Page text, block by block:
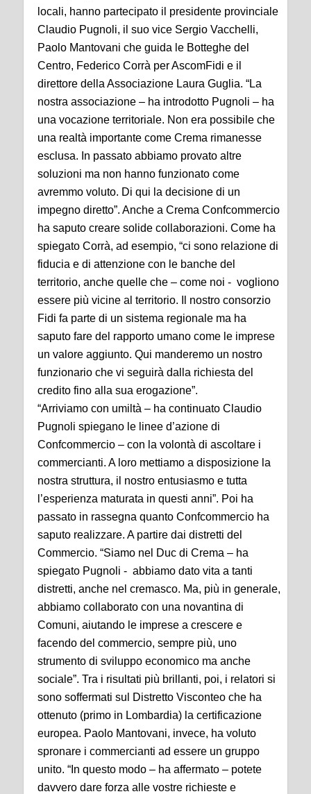
locali, hanno partecipato il presidente provinciale
Claudio Pugnoli, il suo vice Sergio Vacchelli,
Paolo Mantovani che guida le Botteghe del
Centro, Federico Corrà per AscomFidi e il
direttore della Associazione Laura Guglia. “La
nostra associazione – ha introdotto Pugnoli – ha
una vocazione territoriale. Non era possibile che
una realtà importante come Crema rimanesse
esclusa. In passato abbiamo provato altre
soluzioni ma non hanno funzionato come
avremmo voluto. Di qui la decisione di un
impegno diretto”. Anche a Crema Confcommercio
ha saputo creare solide collaborazioni. Come ha
spiegato Corrà, ad esempio, “ci sono relazione di
fiducia e di attenzione con le banche del
territorio, anche quelle che – come noi - vogliono
essere più vicine al territorio. Il nostro consorzio
Fidi fa parte di un sistema regionale ma ha
saputo fare del rapporto umano come le imprese
un valore aggiunto. Qui manderemo un nostro
funzionario che vi seguirà dalla richiesta del
credito fino alla sua erogazione”.
“Arriviamo con umiltà – ha continuato Claudio
Pugnoli spiegano le linee d’azione di
Confcommercio – con la volontà di ascoltare i
commercianti. A loro mettiamo a disposizione la
nostra struttura, il nostro entusiasmo e tutta
l’esperienza maturata in questi anni”. Poi ha
passato in rassegna quanto Confcommercio ha
saputo realizzare. A partire dai distretti del
Commercio. “Siamo nel Duc di Crema – ha
spiegato Pugnoli - abbiamo dato vita a tanti
distretti, anche nel cremasco. Ma, più in generale,
abbiamo collaborato con una novantina di
Comuni, aiutando le imprese a crescere e
facendo del commercio, sempre più, uno
strumento di sviluppo economico ma anche
sociale”. Tra i risultati più brillanti, poi, i relatori si
sono soffermati sul Distretto Visconteo che ha
ottenuto (primo in Lombardia) la certificazione
europea. Paolo Mantovani, invece, ha voluto
spronare i commercianti ad essere un gruppo
unito. “In questo modo – ha affermato – potete
davvero dare forza alle vostre richieste e